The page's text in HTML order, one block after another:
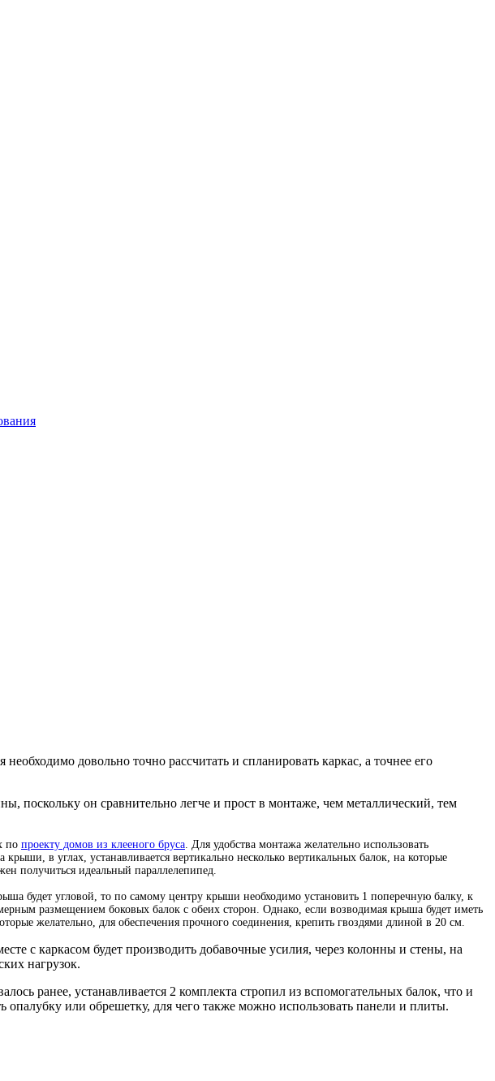
довольно точно рассчитать и спланировать каркас, а точнее его
поскольку он сравнительно легче и прост в монтаже, чем металлический, тем
по проекту домов из клееного бруса. Для удобства монтажа желательно использовать
в углах, устанавливается вертикально несколько вертикальных балок, на которые
получиться идеальный параллелепипед.
будет угловой, то по самому центру крыши необходимо установить 1 поперечную балку, к
размещением боковых балок с обеих сторон. Однако, если возводимая крыша будет иметь
желательно, для обеспечения прочного соединения, крепить гвоздями длиной в 20 см.
с каркасом будет производить добавочные усилия, через колонны и стены, на
нагрузок.
ранее, устанавливается 2 комплекта стропил из вспомогательных балок, что и
или обрешетку, для чего также можно использовать панели и плиты.